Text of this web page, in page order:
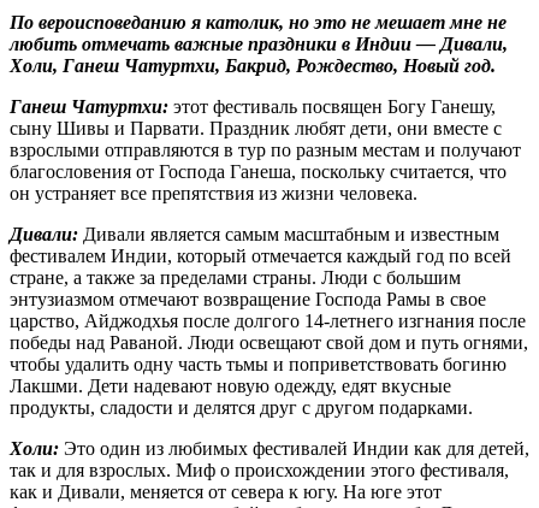
По вероисповеданию я католик, но это не мешает мне не
любить отмечать важные праздники в Индии — Дивали,
Холи, Ганеш Чатуртхи, Бакрид, Рождество, Новый год.
Ганеш Чатуртхи: этот фестиваль посвящен Богу Ганешу,
сыну Шивы и Парвати. Праздник любят дети, они вместе с
взрослыми отправляются в тур по разным местам и получают
благословения от Господа Ганеша, поскольку считается, что
он устраняет все препятствия из жизни человека.
Дивали: Дивали является самым масштабным и известным
фестивалем Индии, который отмечается каждый год по всей
стране, а также за пределами страны. Люди с большим
энтузиазмом отмечают возвращение Господа Рамы в свое
царство, Айджодхья после долгого 14-летнего изгнания после
победы над Раваной. Люди освещают свой дом и путь огнями,
чтобы удалить одну часть тьмы и поприветствовать богиню
Лакшми. Дети надевают новую одежду, едят вкусные
продукты, сладости и делятся друг с другом подарками.
Холи: Это один из любимых фестивалей Индии как для детей,
так и для взрослых. Миф о происхождении этого фестиваля,
как и Дивали, меняется от севера к югу. На юге этот